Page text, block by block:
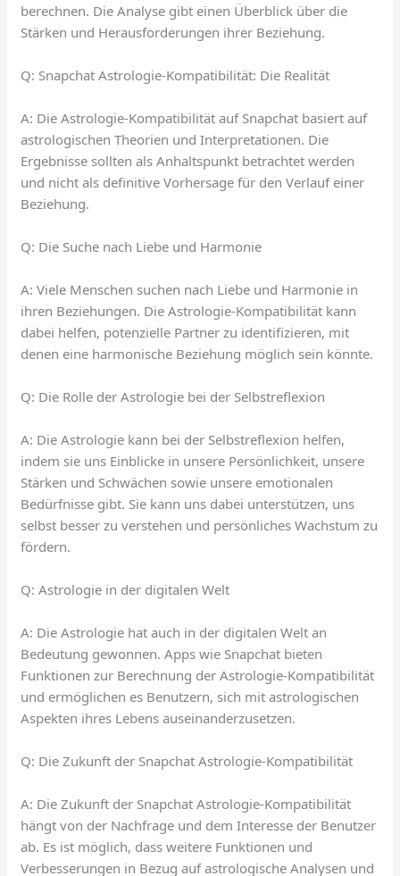
berechnen. Die Analyse gibt einen Überblick über die
Stärken und Herausforderungen ihrer Beziehung.
Q: Snapchat Astrologie-Kompatibilität: Die Realität
A: Die Astrologie-Kompatibilität auf Snapchat basiert auf
astrologischen Theorien und Interpretationen. Die
Ergebnisse sollten als Anhaltspunkt betrachtet werden
und nicht als definitive Vorhersage für den Verlauf einer
Beziehung.
Q: Die Suche nach Liebe und Harmonie
A: Viele Menschen suchen nach Liebe und Harmonie in
ihren Beziehungen. Die Astrologie-Kompatibilität kann
dabei helfen, potenzielle Partner zu identifizieren, mit
denen eine harmonische Beziehung möglich sein könnte.
Q: Die Rolle der Astrologie bei der Selbstreflexion
A: Die Astrologie kann bei der Selbstreflexion helfen,
indem sie uns Einblicke in unsere Persönlichkeit, unsere
Stärken und Schwächen sowie unsere emotionalen
Bedürfnisse gibt. Sie kann uns dabei unterstützen, uns
selbst besser zu verstehen und persönliches Wachstum zu
fördern.
Q: Astrologie in der digitalen Welt
A: Die Astrologie hat auch in der digitalen Welt an
Bedeutung gewonnen. Apps wie Snapchat bieten
Funktionen zur Berechnung der Astrologie-Kompatibilität
und ermöglichen es Benutzern, sich mit astrologischen
Aspekten ihres Lebens auseinanderzusetzen.
Q: Die Zukunft der Snapchat Astrologie-Kompatibilität
A: Die Zukunft der Snapchat Astrologie-Kompatibilität
hängt von der Nachfrage und dem Interesse der Benutzer
ab. Es ist möglich, dass weitere Funktionen und
Verbesserungen in Bezug auf astrologische Analysen und